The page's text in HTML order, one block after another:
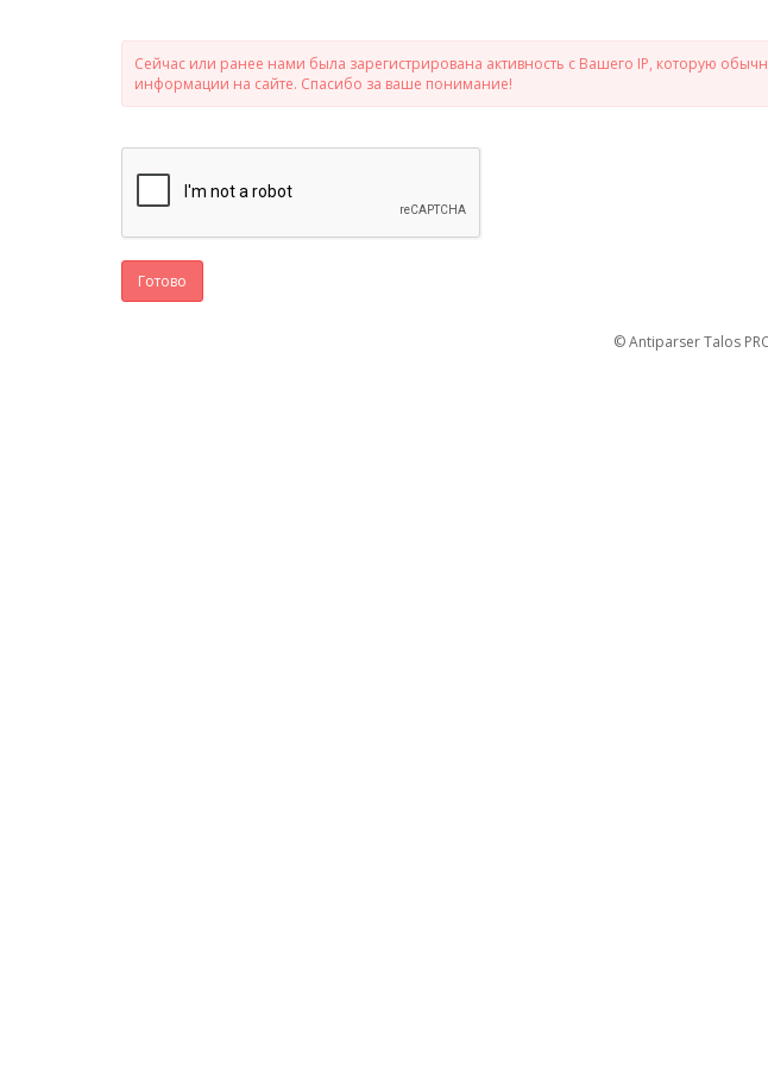
Сейчас или ранее нами была зарегистрирована активность с Вашего IP, которую
информации на сайте. Спасибо за ваше понимание!
Готово
© Antiparser Talos